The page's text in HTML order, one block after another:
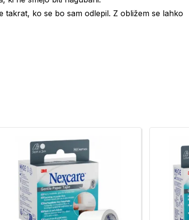
takrat, ko se bo sam odlepil. Z obližem se lahko